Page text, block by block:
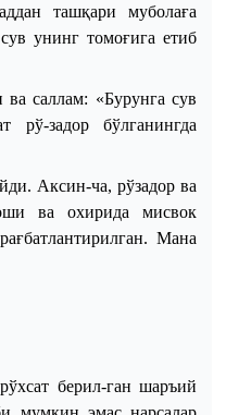
ташқари муболаға
унинг томоғига етиб
ва саллам: «Бурунга сув
рў-задор бўлганингда
Аксин-ча, рўзадор ва
ва охирида мисвок
Мана
берил-ган шаръий